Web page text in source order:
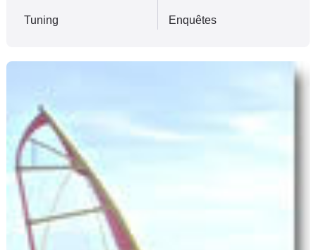
MotoTuning Enquêtes